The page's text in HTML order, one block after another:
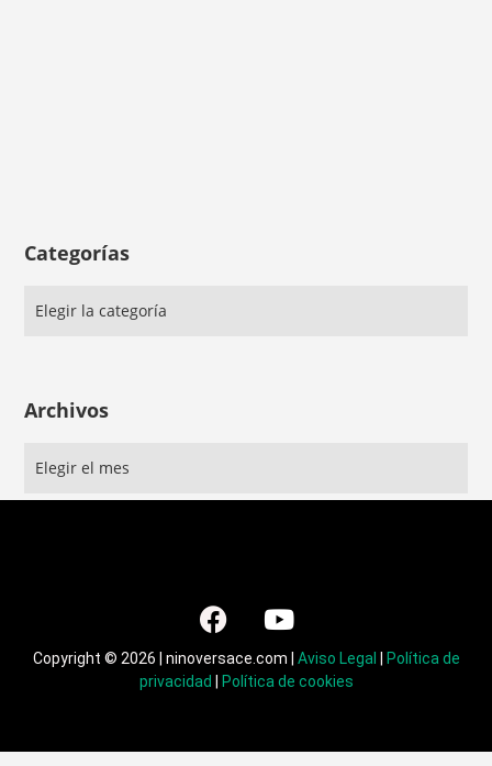
Categorías
Archivos
Copyright © 2026 | ninoversace.com | Aviso Legal
Política de
privacidad
Política de cookies